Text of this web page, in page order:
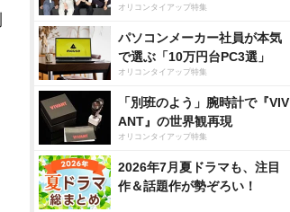
オリコンタイアップ特集
パソコンメーカー社員が本気
で選ぶ「10万円台PC3選」
オリコンタイアップ特集
「別班のよう」腕時計で『VIV
ANT』の世界観再現
オリコンタイアップ特集
2026年7月夏ドラマも、注目
作＆話題作が勢ぞろい！